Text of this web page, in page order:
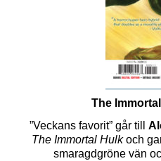
The
”Veckans favorit” går till
The Immortal Hulkoch
smaragdgröne vän